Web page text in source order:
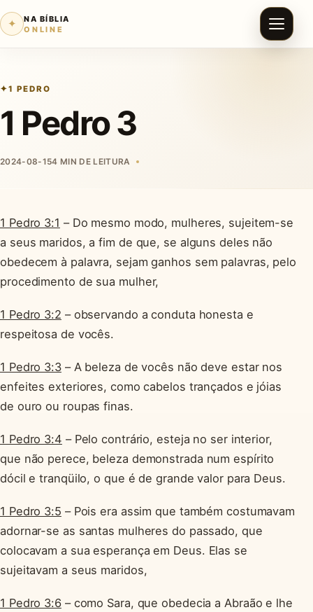
✦
NA BÍBLIA
ONLINE
1 PEDRO
1 Pedro 3
2024-08-154 MIN DE LEITURA
1 Pedro 3:1 – Do mesmo modo, mulheres, sujeitem-se
a seus maridos, a fim de que, se alguns deles não
obedecem à palavra, sejam ganhos sem palavras, pelo
procedimento de sua mulher,
1 Pedro 3:2 – observando a conduta honesta e
respeitosa de vocês.
1 Pedro 3:3– A beleza de vocês não deve estar nos
enfeites exteriores, como cabelos trançados e jóias
de ouro ou roupas finas.
1 Pedro 3:4 – Pelo contrário, esteja no ser interior,
que não perece, beleza demonstrada num espírito
dócil e tranqüilo, o que é de grande valor para Deus.
1 Pedro 3:5 – Pois era assim que também costumavam
adornar-se as santas mulheres do passado, que
colocavam a sua esperança em Deus. Elas se
sujeitavam a seus maridos,
1 Pedro 3:6– como Sara, que obedecia a Abraão e lhe